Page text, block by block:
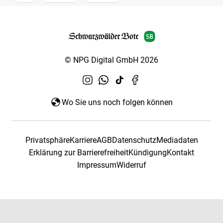
© NPG Digital GmbH 2026
Wo Sie uns noch folgen können
PrivatsphäreKarriereAGBDatenschutzMediadaten
Erklärung zur BarrierefreiheitKündigungKontakt
ImpressumWiderruf